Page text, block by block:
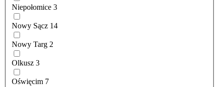
Niepołomice 3
Nowy Sącz 14
Nowy Targ 2
Olkusz 3
Oświęcim 7